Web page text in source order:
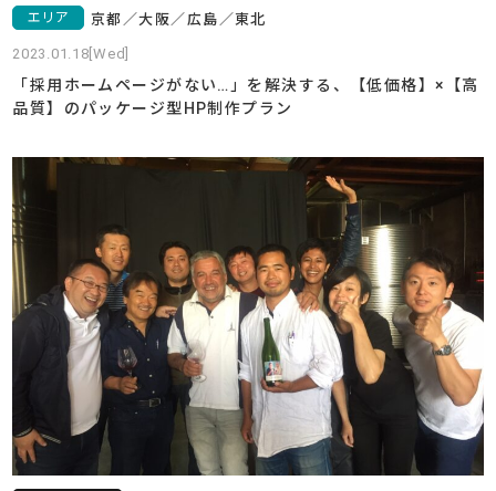
エリア 京都 ／大阪 ／ 広島 ／ 東北
2023.01.18[Wed]
「採用ホームページがない…」を解決する、【低価格】×【高
品質】のパッケージ型HP制作プラン